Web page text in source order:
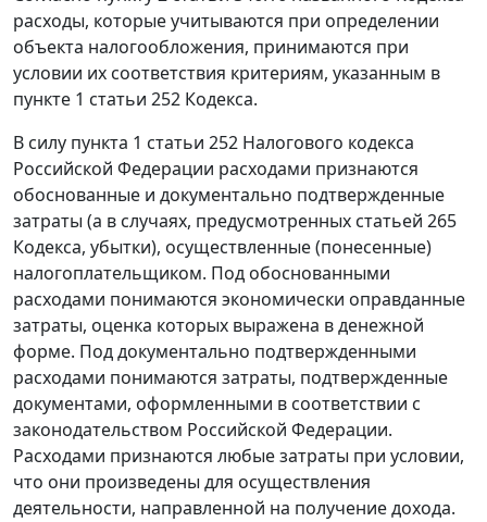
расходы, которые учитываются при определении
объекта налогообложения, принимаются при
условии их соответствия критериям, указанным в
пункте 1 статьи 252 Кодекса.
В силу пункта 1 статьи 252 Налогового кодекса
Российской Федерации расходами признаются
обоснованные и документально подтвержденные
затраты (а в случаях, предусмотренных статьей 265
Кодекса, убытки), осуществленные (понесенные)
налогоплательщиком. Под обоснованными
расходами понимаются экономически оправданные
затраты, оценка которых выражена в денежной
форме. Под документально подтвержденными
расходами понимаются затраты, подтвержденные
документами, оформленными в соответствии с
законодательством Российской Федерации.
Расходами признаются любые затраты при условии,
что они произведены для осуществления
деятельности, направленной на получение дохода.